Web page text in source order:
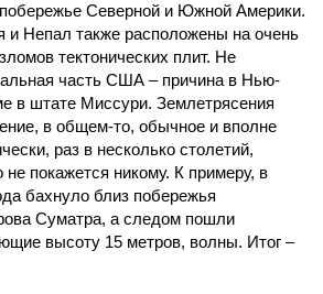
Северной и Южной Америки.
и Непал также расположены на очень
тектонических плит. Не
часть США – причина в Нью-
в штате Миссури. Землетрясения
в общем-то, обычное и вполне
раз в несколько столетий,
не покажется никому. К примеру, в
бахнуло близ побережья
Суматра, а следом пошли
высоту 15 метров, волны. Итог –